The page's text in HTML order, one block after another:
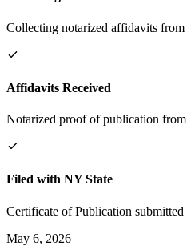
Collecting notarized affidavits from
Affidavits Received
Notarized proof of publication from
Filed with NY State
Certificate of Publication
May 6, 2026